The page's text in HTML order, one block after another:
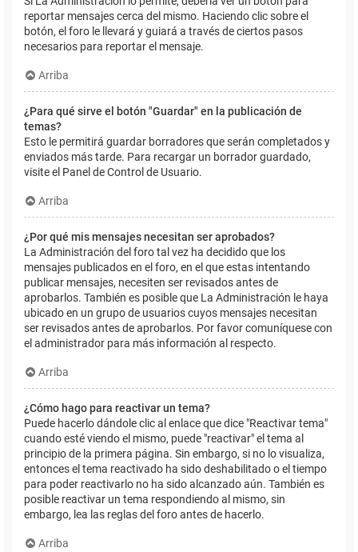
reportar mensajes cerca del mismo. Haciendo clic sobre el
botón, el foro le llevará y guiará a través de ciertos pasos
necesarios para reportar el mensaje.
Arriba
¿Para qué sirve el botón "Guardar" en la publicación de
temas?
Esto le permitirá guardar borradores que serán completados y
enviados más tarde. Para recargar un borrador guardado,
visite el Panel de Control de Usuario.
Arriba
¿Por qué mis mensajes necesitan ser aprobados?
La Administración del foro tal vez ha decidido que los
mensajes publicados en el foro, en el que estas intentando
publicar mensajes, necesiten ser revisados antes de
aprobarlos. También es posible que La Administración le haya
ubicado en un grupo de usuarios cuyos mensajes necesitan
ser revisados antes de aprobarlos. Por favor comuníquese con
el administrador para más información al respecto.
Arriba
¿Cómo hago para reactivar un tema?
Puede hacerlo dándole clic al enlace que dice "Reactivar tema"
cuando esté viendo el mismo, puede "reactivar" el tema al
principio de la primera página. Sin embargo, si no lo visualiza,
entonces el tema reactivado ha sido deshabilitado o el tiempo
para poder reactivarlo no ha sido alcanzado aún. También es
posible reactivar un tema respondiendo al mismo, sin
embargo, lea las reglas del foro antes de hacerlo.
Arriba